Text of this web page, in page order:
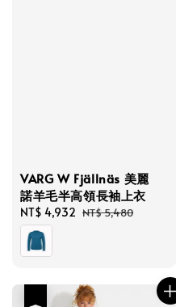
VARG W Fjällnäs 美麗
諾羊毛半高領長袖上衣
Sale
price
NT$ 4,932 Regular
NT$ 5,480